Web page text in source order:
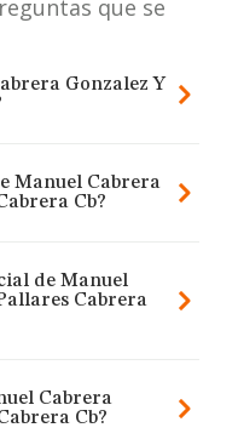
que se
Gonzalez Y
Manuel Cabrera
Cb?
de Manuel
Cabrera
Cabrera
Cb?